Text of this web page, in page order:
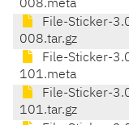
008.meta
File-Sticker-
008.tar.gz
File-Sticker-
101.meta
File-Sticker-
101.tar.gz